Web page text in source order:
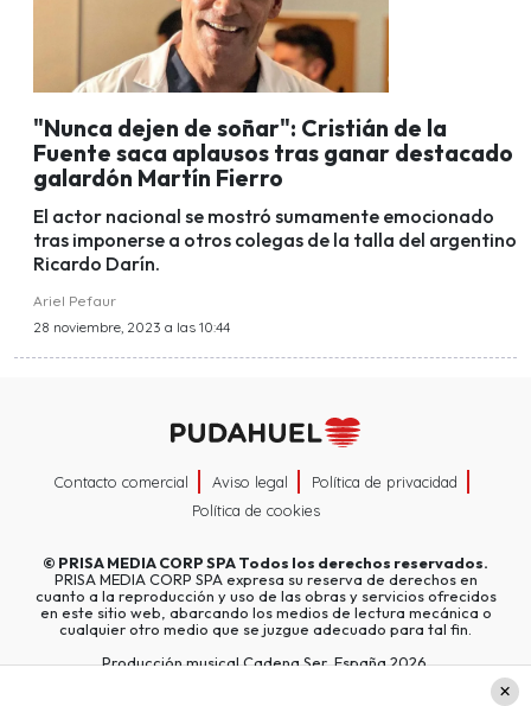
"Nunca dejen de soñar": Cristián de la
Fuente saca aplausos tras ganar destacado
galardón Martín Fierro
El actor nacional se mostró sumamente emocionado
tras imponerse a otros colegas de la talla del argentino
Ricardo Darín.
Ariel Pefaur
28 noviembre, 2023 a las 10:44
Contacto comercial Aviso legal
Política de privacidad
Política de cookies
© PRISA MEDIA CORP SPATodos los derechos reservados.
PRISA MEDIA CORP SPA expresa su reserva de derechos en
cuanto a la reproducción y uso de las obras y servicios ofrecidos
en este sitio web, abarcando los medios de lectura mecánica o
cualquier otro medio que se juzgue adecuado para tal fin.
Producción musical Cadena Ser, España 2026.